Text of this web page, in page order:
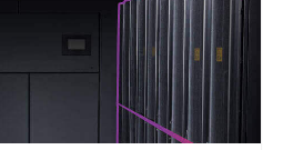
produits Vertiv™ Liebert® existants et
cahiers des charges pour les nouveaux
son poste d’OEM, Fred était directeur
et du marketing chez Cooligy, qui conçoit
solutions de refroidissement liquide
pour les OEM. Fred est
licence en génie mécanique de